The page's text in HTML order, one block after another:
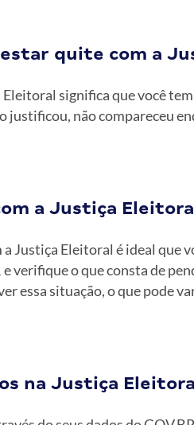
quite com a
significa que você
justificou, não compareceu
a Justiça
Justiça Eleitoral é ideal que
verifique o que consta de
essa situação, o que pode
na Justiça